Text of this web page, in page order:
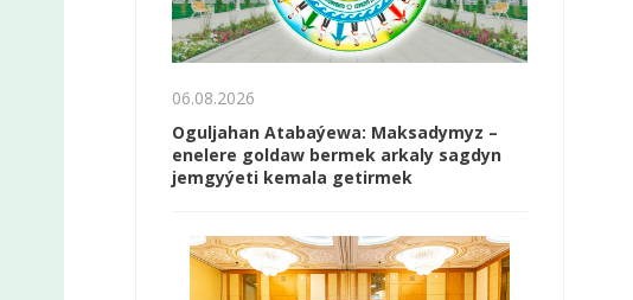
06.08.2026
Oguljahan Atabaýewa: Maksadymyz –
enelere goldaw bermek arkaly sagdyn
jemgyýeti kemala getirmek